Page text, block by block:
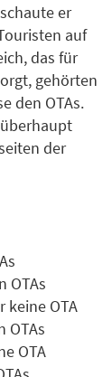
er
auf
das für
gehörten
den OTAs.
der
OTAs
keine OTA
OTAs
OTA